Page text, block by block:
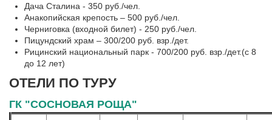
Дача Сталина - 350 руб./чел.
Анакопийская крепость – 500 руб./чел.
Черниговка (входной билет) - 250 руб./чел.
Пицундский храм – 300/200 руб. взр./дет.
Рицинский национальный парк - 700/200 руб. взр./дет.(с 8
до 12 лет)
ОТЕЛИ ПО ТУРУ
ГК "СОСНОВАЯ РОЩА"